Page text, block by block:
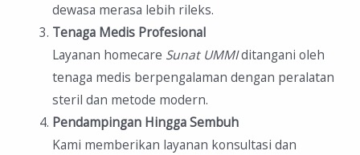
dewasa merasa lebih rileks.
Tenaga Medis Profesional
Layanan homecare Sunat UMMIditangani oleh
tenaga medis berpengalaman dengan peralatan
steril dan metode modern.
Pendampingan Hingga Sembuh
Kami memberikan layanan konsultasi dan